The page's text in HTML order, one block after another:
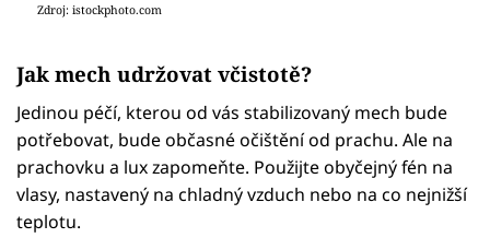
Zdroj: istockphoto.com
Jak mech udržovat včistotě?
Jedinou péčí, kterou od vás stabilizovaný mech bude
potřebovat, bude občasné očištění od prachu. Ale na
prachovku a lux zapomeňte. Použijte obyčejný fén na
vlasy, nastavený na chladný vzduch nebo na co nejnižší
teplotu.